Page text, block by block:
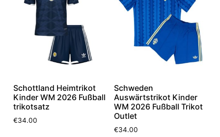
Schottland Heimtrikot
Kinder WM 2026 Fußball
trikotsatz
€34.00
Schweden
Auswärtstrikot Kinder
WM 2026 Fußball Trikot
Outlet
€34.00